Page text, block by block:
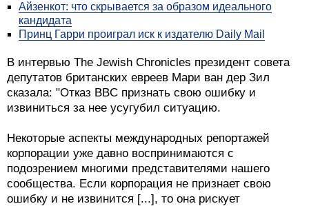
Айзенкот: что скрывается за образом идеального
кандидата
Принц Гарри проиграл иск к издателю Daily Mail
В интервью The Jewish Chronicles президент совета
депутатов британских евреев Мари ван дер Зил
сказала: "Отказ BBC признать свою ошибку и
извиниться за нее усугубил ситуацию.
Некоторые аспекты международных репортажей
корпорации уже давно воспринимаются с
подозрением многими представителями нашего
сообщества. Если корпорация не признает свою
ошибку и не извинится [...], то она рискует